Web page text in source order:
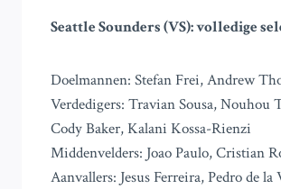
Seattle Sounders (VS): volledige
Doelmannen: Stefan Frei, Andrew
Verdedigers: Travian Sousa, Nouhou
Cody Baker, Kalani Kossa-Rienzi
Middenvelders: Joao Paulo, Cristian
Aanvallers: Jesus Ferreira, Pedro de